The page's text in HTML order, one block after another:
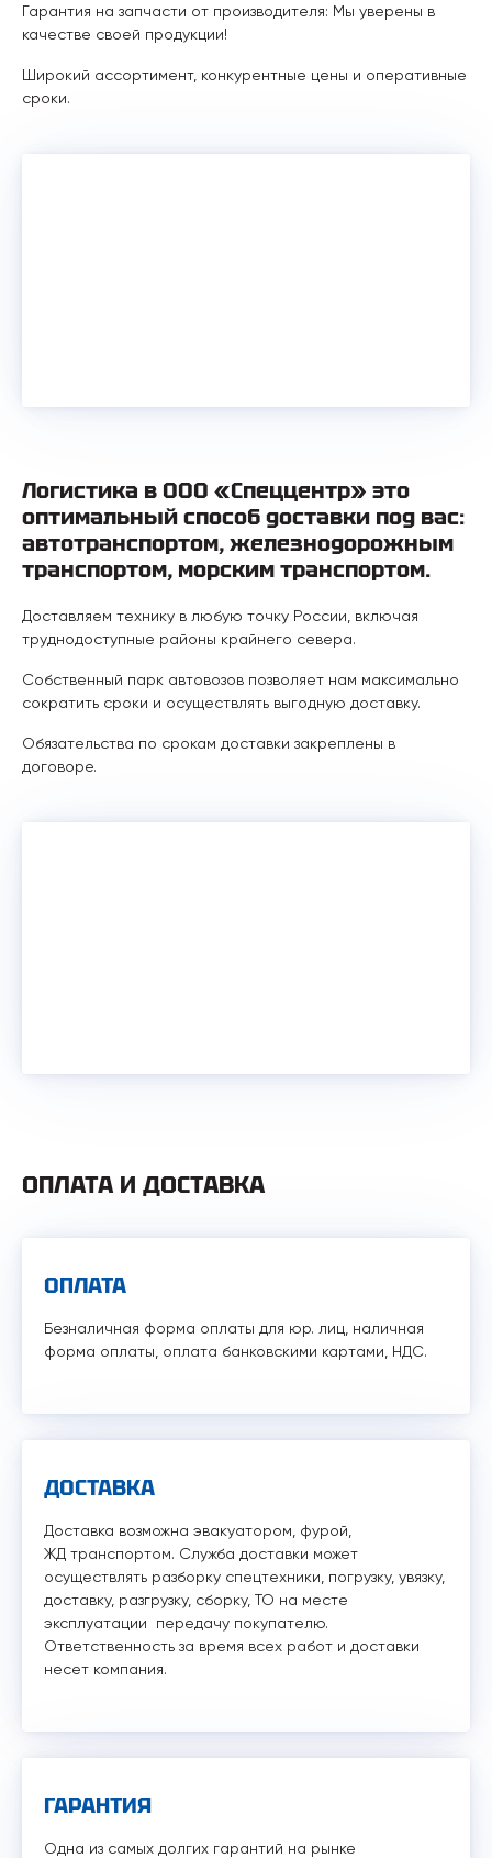
Гарантия на запчасти от производителя: Мы уверены в
качестве своей продукции!
Широкий ассортимент, конкурентные цены и оперативные
сроки.
Логистика в ООО «Спеццентр» это
оптимальный способ доставки под вас:
автотранспортом, железнодорожным
транспортом, морским транспортом.
Доставляем технику в любую точку России, включая
труднодоступные районы крайнего севера.
Собственный парк автовозов позволяет нам максимально
сократить сроки и осуществлять выгодную доставку.
Обязательства по срокам доставки закреплены в
договоре.
ОПЛАТА И ДОСТАВКА
ОПЛАТА
Безналичная форма оплаты для юр. лиц, наличная
форма оплаты, оплата банковскими картами, НДС.
ДОСТАВКА
Доставка возможна эвакуатором, фурой,
ЖД транспортом. Служба доставки может
осуществлять разборку спецтехники, погрузку, увязку,
доставку, разгрузку, сборку, ТО на месте
эксплуатации передачу покупателю.
Ответственность за время всех работ и доставки
несет компания.
ГАРАНТИЯ
Одна из самых долгих гарантий на рынке